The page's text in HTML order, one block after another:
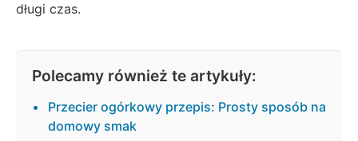
długi czas.
Polecamy również te artykuły:
Przecier ogórkowy przepis: Prosty sposób na
domowy smak